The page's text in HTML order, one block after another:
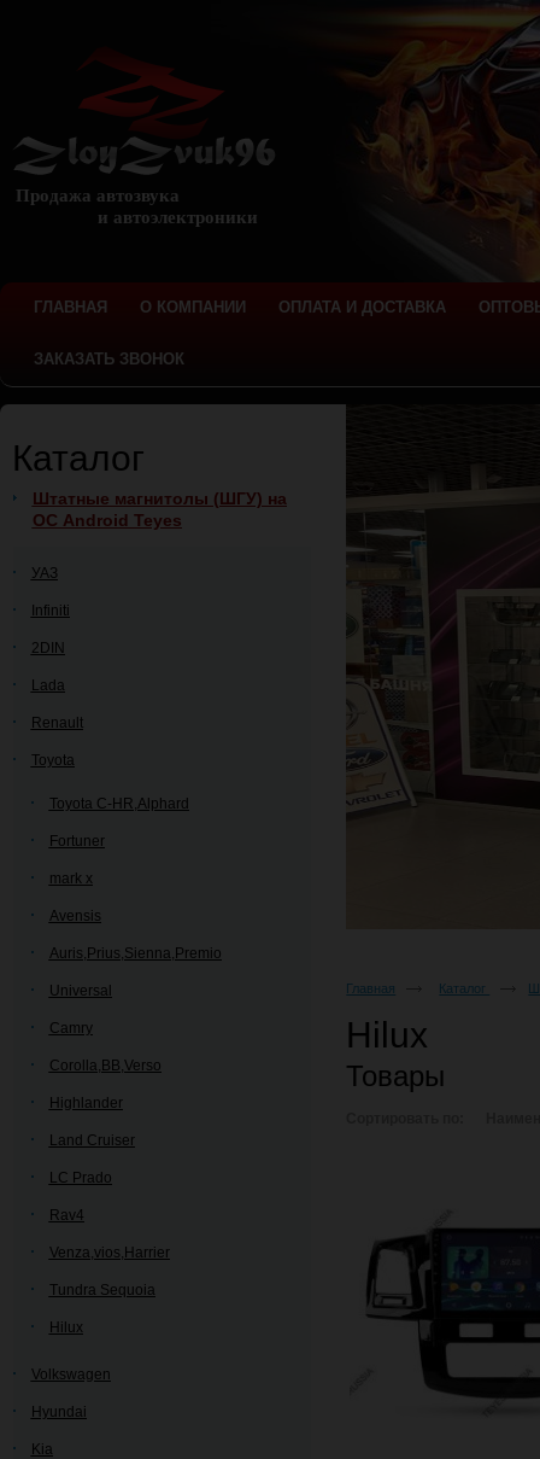
Продажа автозвука
и автоэлектроники
ГЛАВНАЯ О КОМПАНИИ ОПЛАТА И ДОСТАВКА
ЗАКАЗАТЬ ЗВОНОК
Каталог
Штатные магнитолы (ШГУ) на
ОС Android Teyes
УАЗ
Infiniti
2DIN
Lada
Renault
Toyota
Toyota C-HR,Alphard
Fortuner
mark x
Avensis
Auris,Prius,Sienna,Premio
Universal
Camry
Corolla,BB,Verso
Highlander
Land Cruiser
LC Prado
Rav4
Venza,vios,Harrier
Tundra Sequoia
Hilux
Volkswagen
Hyundai
Kia
Главная Каталог
Hilux
Товары